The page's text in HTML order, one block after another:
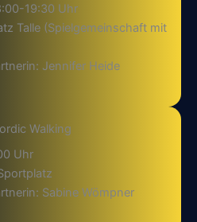
19:30 Uhr
Talle (Spielgemeinschaft mit
Jennifer Heide
Walking
Uhr
Sabine Wömpner